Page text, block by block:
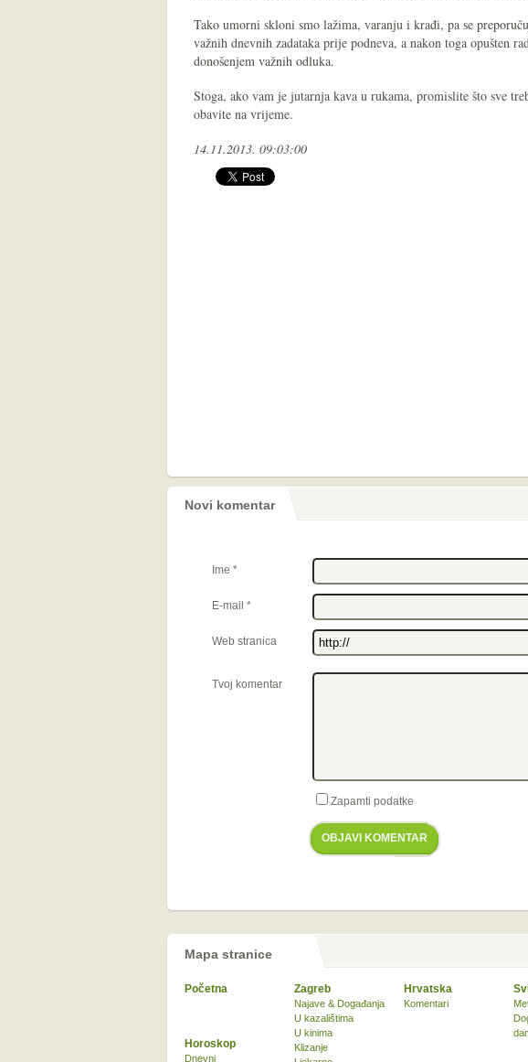
Tako umorni skloni smo lažima, varanju i krađi, pa se
važnih dnevnih zadataka prije podneva, a nakon toga opušten
donošenjem važnih odluka.
Stoga, ako vam je jutarnja kava u rukama, promislite što sve
obavite na vrijeme.
14.11.2013. 09:03:00
Novi komentar
Ime *
E-mail *
Web stranica
Tvoj komentar
Zapamti podatke
OBJAVI KOMENTAR
Mapa stranice
Početna Zagreb
Najave & Događanja
U kazalištima
U kinima
Klizanje
Hrvatska
Komentari
Horoskop
Dnevni